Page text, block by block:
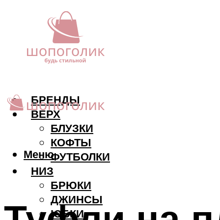
БРЕНДЫ
ВЕРХ
БЛУЗКИ
КОФТЫ
ФУТБОЛКИ
НИЗ
БРЮКИ
ДЖИНСЫ
ЮБКИ
Меню